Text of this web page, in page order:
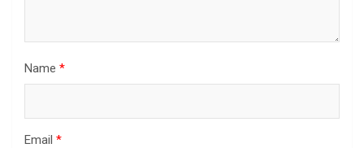
Name *
Email *